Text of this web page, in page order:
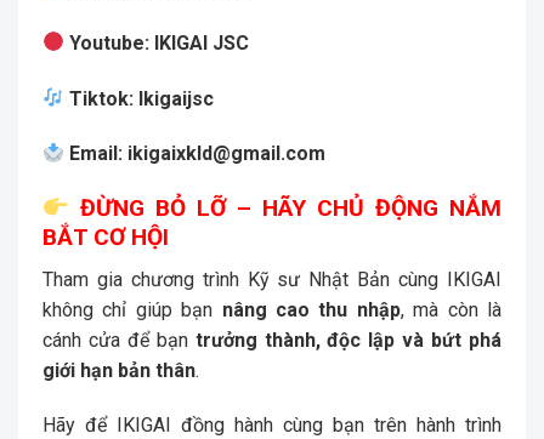
Youtube: IKIGAI JSC
Tiktok: Ikigaijsc
Email : ikigaixkld@gmail.com
ĐỪNG BỎ LỠ – HÃY CHỦ ĐỘNG NẮM
BẮT CƠ HỘI
Tham gia chương trình Kỹ sư Nhật Bản cùng IKIGAI
không chỉ giúp bạn nâng cao thu nhập, mà còn là
cánh cửa để bạn trưởng thành, độc lập và bứt phá
giới hạn bản thân.
Hãy để IKIGAI đồng hành cùng bạn trên hành trình